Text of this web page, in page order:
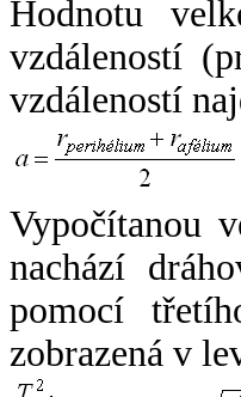
Hodnotu
vzdáleností
vzdáleností
Vypočítanou
nachází
pomocí
zobrazená v